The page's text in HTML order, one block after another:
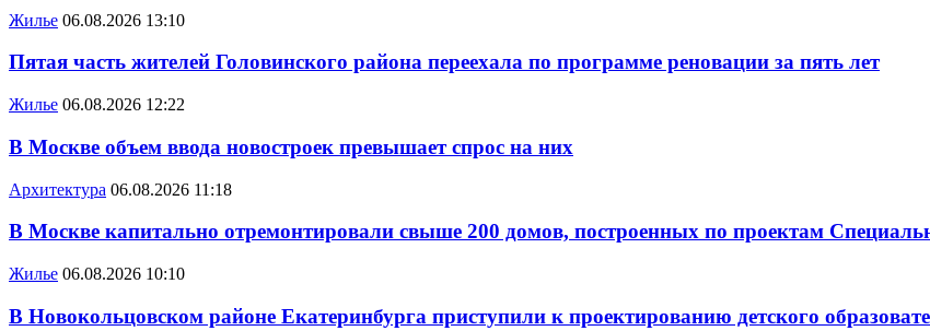
Жилье 06.08.2026 13:10
Пятая часть жителей Головинского района переехала по программе реновации за пять лет
Жилье 06.08.2026 12:22
В Москве объем ввода новостроек превышает спрос на них
Архитектура 06.08.2026 11:18
В Москве капитально отремонтировали свыше 200 домов, построенных по проектам
Жилье 06.08.2026 10:10
В Новокольцовском районе Екатеринбурга приступили к проектированию детского